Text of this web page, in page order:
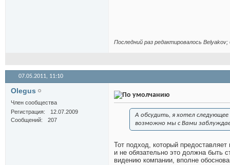
Последний раз редактировалось Belyakov;
07.05.2011, 11:10
Olegus
Член сообщества
Регистрация
12.07.2009
Сообщений
207
А обсудить, я хотел
возможно мы с Вами
Тот подход, который
и не обязательно это должна быть
видению компании, вполне